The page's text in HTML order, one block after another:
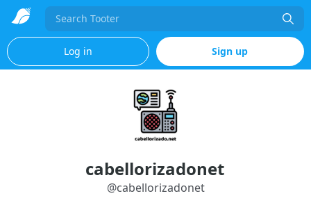
Search
Log in Sign up
cabellorizadonet
@cabellorizadonet